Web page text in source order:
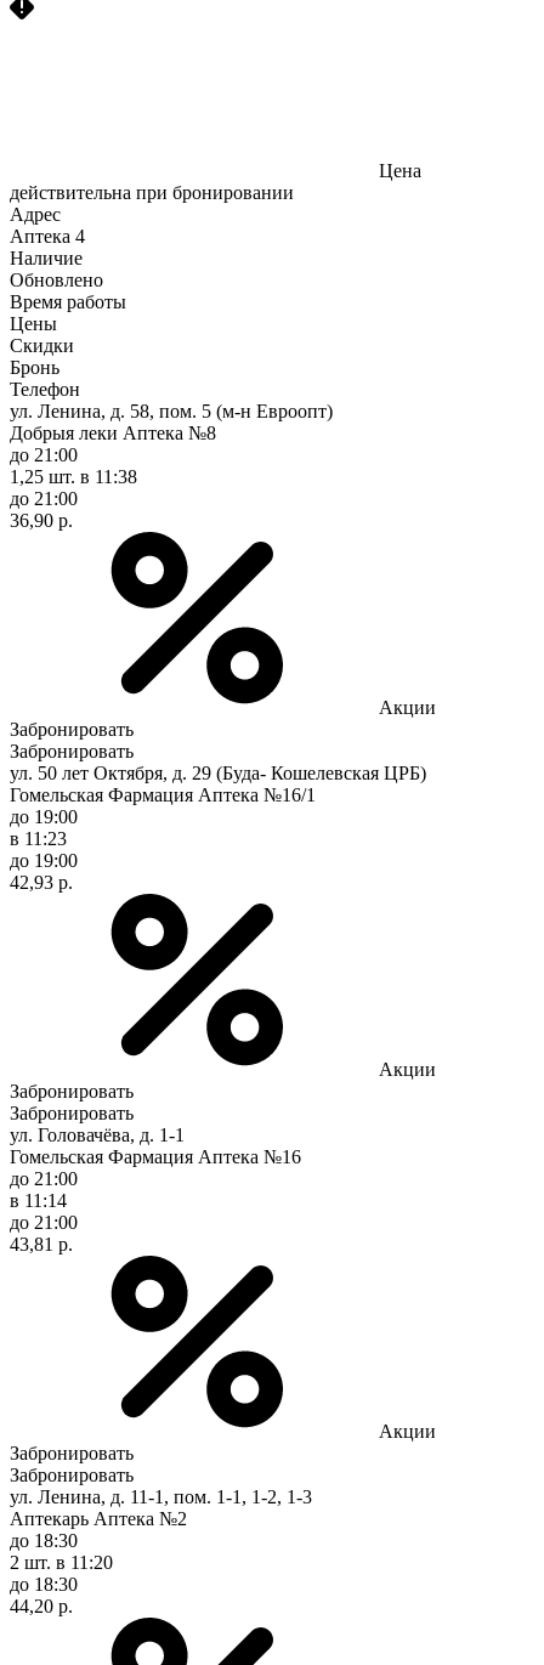
Цена
действительна при бронировании
Адрес
Аптека 4
Наличие
Обновлено
Время работы
Цены
Скидки
Бронь
Телефон
ул. Ленина, д. 58, пом. 5 (м-н Евроопт)
Добрыя леки Аптека №8
до 21:00
1,25 шт. в 11:38
до 21:00
36,90 р.
Акции
Забронировать
Забронировать
ул. 50 лет Октября, д. 29 (Буда- Кошелевская ЦРБ)
Гомельская Фармация Аптека №16/1
до 19:00
в 11:23
до 19:00
42,93 р.
Акции
Забронировать
Забронировать
ул. Головачёва, д. 1-1
Гомельская Фармация Аптека №16
до 21:00
в 11:14
до 21:00
43,81 р.
Акции
Забронировать
Забронировать
ул. Ленина, д. 11-1, пом. 1-1, 1-2, 1-3
Аптекарь Аптека №2
до 18:30
2 шт. в 11:20
до 18:30
44,20 р.